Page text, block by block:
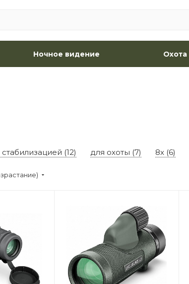
Ночное видение Охота
стабилизацией (12) для охоты (7) 8x (6)